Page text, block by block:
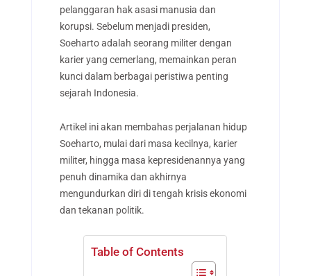
pelanggaran hak asasi manusia dan
korupsi. Sebelum menjadi presiden,
Soeharto adalah seorang militer dengan
karier yang cemerlang, memainkan peran
kunci dalam berbagai peristiwa penting
sejarah Indonesia.
Artikel ini akan membahas perjalanan hidup
Soeharto, mulai dari masa kecilnya, karier
militer, hingga masa kepresidenannya yang
penuh dinamika dan akhirnya
mengundurkan diri di tengah krisis ekonomi
dan tekanan politik.
Table of Contents